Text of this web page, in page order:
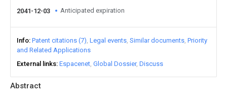
Abstract
2041-12-03 Anticipated expiration
Info Patent citations (7) Legal events Similar documents Priority
and Related Applications
External links Espacenet Global Dossier Discuss